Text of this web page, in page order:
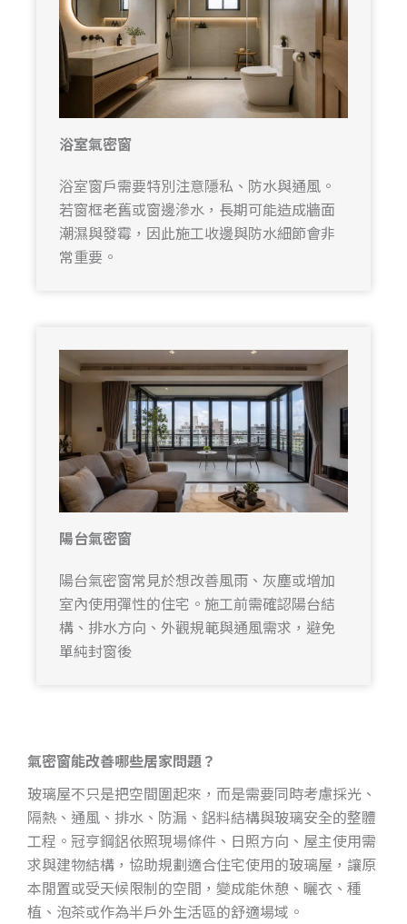
浴室氣密窗
浴室窗戶需要特別注意隱私、防水與通風。
若窗框老舊或窗邊滲水，長期可能造成牆面
潮濕與發霉，因此施工收邊與防水細節會非
常重要。
陽台氣密窗
陽台氣密窗常見於想改善風雨、灰塵或增加
室內使用彈性的住宅。施工前需確認陽台結
構、排水方向、外觀規範與通風需求，避免
單純封窗後
氣密窗能改善哪些居家問題？
玻璃屋不只是把空間圍起來，而是需要同時考慮採光、
隔熱、通風、排水、防漏、鋁料結構與玻璃安全的整體
工程。冠亨鋼鋁依照現場條件、日照方向、屋主使用需
求與建物結構，協助規劃適合住宅使用的玻璃屋，讓原
本閒置或受天候限制的空間，變成能休憩、曬衣、種
植、泡茶或作為半戶外生活區的舒適場域。